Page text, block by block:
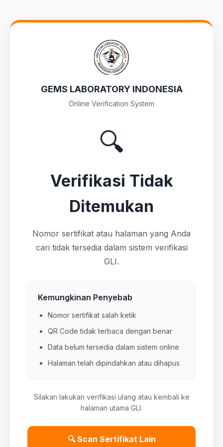
GEMS LABORATORY INDONESIA
Online Verification System
🔍
Verifikasi Tidak
Ditemukan
Nomor sertifikat atau halaman yang Anda
cari tidak tersedia dalam sistem verifikasi
GLI.
Kemungkinan Penyebab
Nomor sertifikat salah ketik
QR Code tidak terbaca dengan benar
Data belum tersedia dalam sistem online
Halaman telah dipindahkan atau dihapus
Silakan lakukan verifikasi ulang atau kembali ke
halaman utama GLI.
🔍 Scan Sertifikat Lain